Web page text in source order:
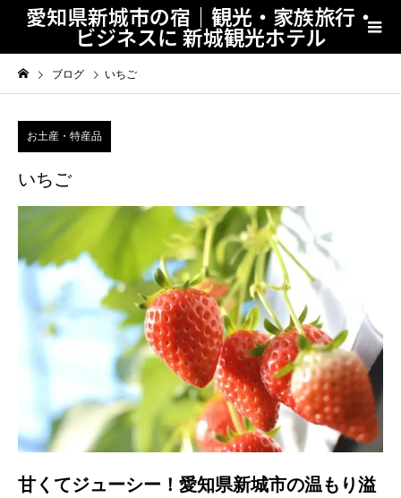
愛知県新城市の宿｜観光・家族旅行・
ビジネスに 新城観光ホテル
ブログ いちご
お土産・特産品
いちご
甘くてジューシー！愛知県新城市の温もり溢